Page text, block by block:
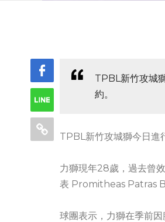
TPBL新竹攻城
約。
TPBL新竹攻城獅今日進
力獅現年28歲，過去曾
表 Promitheas Patras
球團表示，力獅在季前